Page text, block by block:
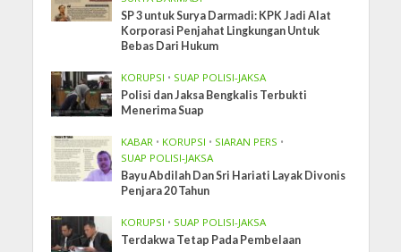
SP 3 untuk Surya Darmadi: KPK Jadi Alat
Korporasi Penjahat Lingkungan Untuk
Bebas Dari Hukum
KORUPSI • SUAP POLISI-JAKSA
Polisi dan Jaksa Bengkalis Terbukti
Menerima Suap
KABAR • KORUPSI • SIARAN PERS •
SUAP POLISI-JAKSA
Bayu Abdilah Dan Sri Hariati Layak Divonis
Penjara 20 Tahun
KORUPSI • SUAP POLISI-JAKSA
Terdakwa Tetap Pada Pembelaan